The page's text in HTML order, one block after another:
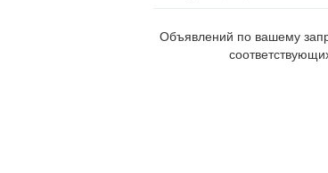
Объявлений по вашему